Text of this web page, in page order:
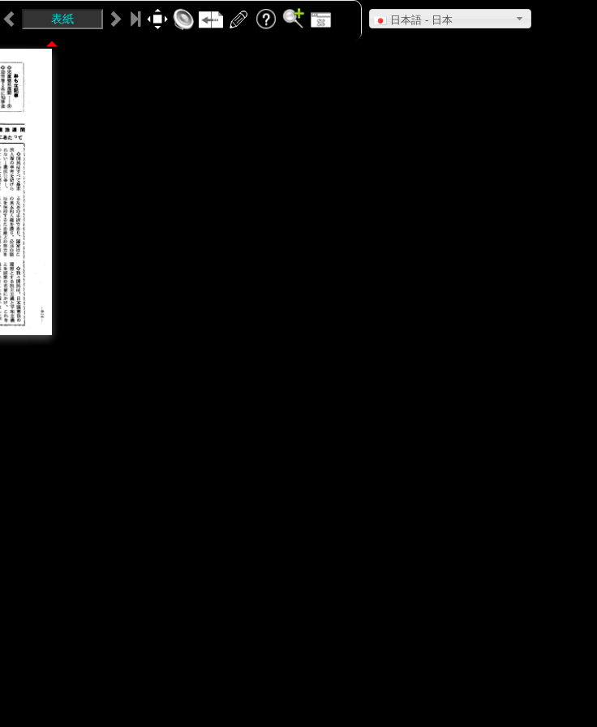
日本語 - 日本